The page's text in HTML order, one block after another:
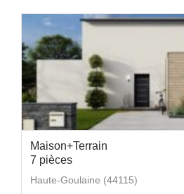
Maison+Terrain
7 pièces
Haute-Goulaine (44115)